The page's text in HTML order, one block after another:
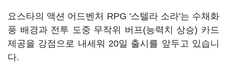
요스타의 액션 어드벤처 RPG '스텔라 소라'는 수채화
풍 배경과 전투 도중 무작위 버프(능력치 상승) 카드
제공을 강점으로 내세워 20일 출시를 앞두고 있습니
다.